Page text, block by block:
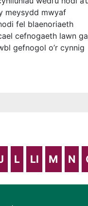
meysydd mwyaf
fel blaenoriaeth
cefnogaeth lawn
gefnogol o’r cynnig
L Ll M N